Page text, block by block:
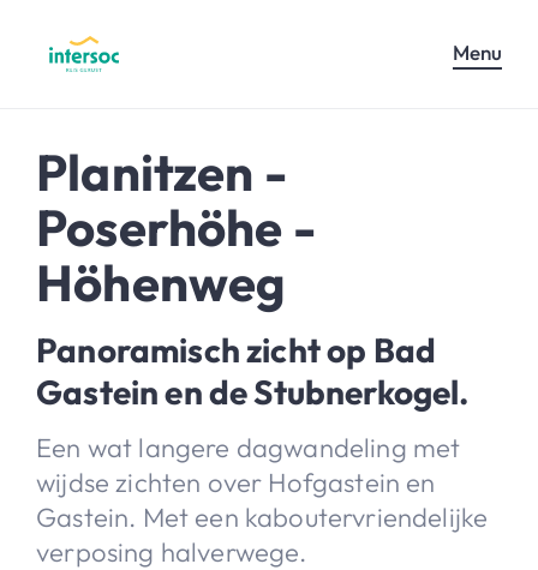
Menu
Planitzen -
Poserhöhe -
Höhenweg
Panoramisch zicht op Bad
Gastein en de Stubnerkogel.
Een wat langere dagwandeling met
wijdse zichten over Hofgastein en
Gastein. Met een kaboutervriendelijke
verposing halverwege.